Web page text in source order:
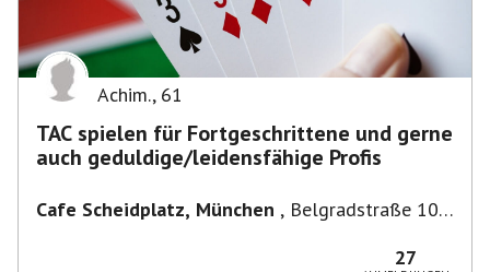
Achim., 61
TAC spielen für Fortgeschrittene und gerne
auch geduldige/leidensfähige Profis
Cafe Scheidplatz, München , Belgradstraße 104,
27